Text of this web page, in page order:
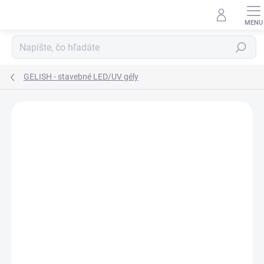
Hľadať
GELISH - stavebné LED/UV gély